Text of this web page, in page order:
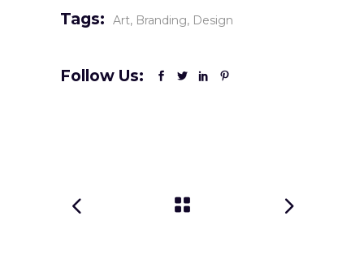
Tags: Art Branding Design
Follow Us: